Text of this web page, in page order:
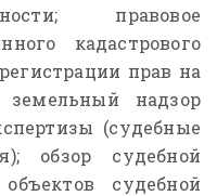
правовое
кадастрового
прав на
надзор
(судебные
обзор судебной
судебной